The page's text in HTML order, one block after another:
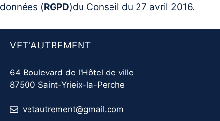
données (RGPD)du Conseil du 27 avril 2016.
VET'AUTREMENT
64 Boulevard de l'Hôtel de ville
87500 Saint-Yrieix-la-Perche
vetautrement@gmail.com